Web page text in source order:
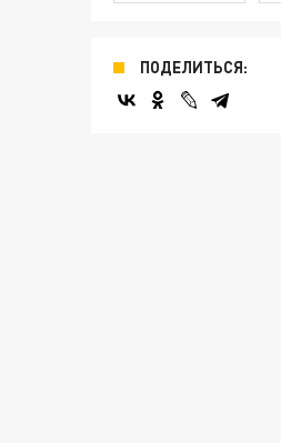
ПОДЕЛИТЬСЯ: